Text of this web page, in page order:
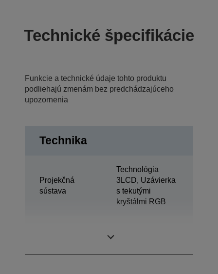
Technické špecifikácie
Funkcie a technické údaje tohto produktu
podliehajú zmenám bez predchádzajúceho
upozornenia
Technika
Projekčná
sústava
Technológia
3LCD, Uzávierka
s tekutými
kryštálmi RGB